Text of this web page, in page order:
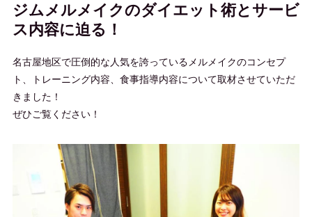
ジムメルメイクのダイエット術とサービ
ス内容に迫る！
名古屋地区で圧倒的な人気を誇っているメルメイクのコンセプ
ト、トレーニング内容、食事指導内容について取材させていただ
きました！
ぜひご覧ください！